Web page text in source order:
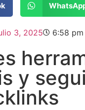
3, 2025 6:58 pm
y